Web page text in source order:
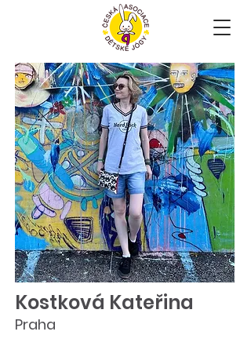
Kostková Kateřina
Praha